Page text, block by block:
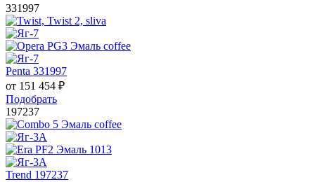
331997
Penta 331997
от 151 454 ₽
Подобрать
197237
Trend 197237